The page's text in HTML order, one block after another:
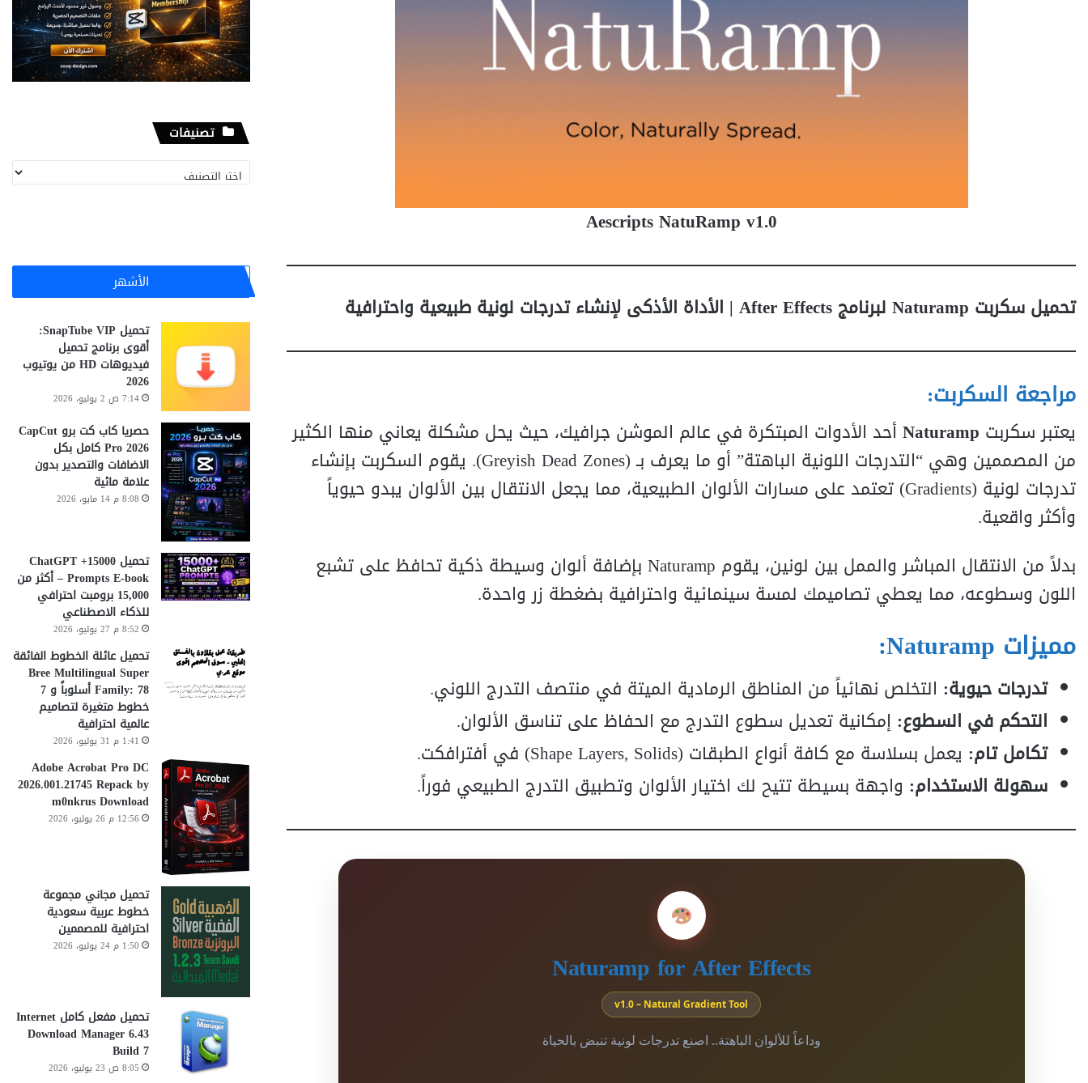
Aescripts NatuRamp v1.0
تحميل سكربت Naturamp لبرنامج After Effects | الأداة الأذكى لإنشاء تدرجات لونية طبيعية واحترافية
مراجعة السكربت:
يعتبر سكربت Naturamp أحد الأدوات المبتكرة في عالم الموشن جرافيك، حيث يحل مشكلة يعاني منها الكثير
من المصممين وهي “التدرجات اللونية الباهتة” أو ما يعرف بـ (Greyish Dead Zones). يقوم السكربت بإنشاء
تدرجات لونية (Gradients) تعتمد على مسارات الألوان الطبيعية، مما يجعل الانتقال بين الألوان يبدو حيوياً
وأكثر واقعية.
بدلاً من الانتقال المباشر والممل بين لونين، يقوم Naturamp بإضافة ألوان وسيطة ذكية تحافظ على تشبع
اللون وسطوعه، مما يعطي تصاميمك لمسة سينمائية واحترافية بضغطة زر واحدة.
مميزات Naturamp:
تدرجات حيوية: التخلص نهائياً من المناطق الرمادية الميتة في منتصف التدرج اللوني.
التحكم في السطوع: إمكانية تعديل سطوع التدرج مع الحفاظ على تناسق الألوان.
تكامل تام: يعمل بسلاسة مع كافة أنواع الطبقات (Shape Layers, Solids) في أفترافكت.
سهولة الاستخدام: واجهة بسيطة تتيح لك اختيار الألوان وتطبيق التدرج الطبيعي فوراً.
Naturamp for After Effects
v1.0 – Natural Gradient Tool
وداعاً للألوان الباهتة.. اصنع تدرجات لونية تنبض بالحياة
تصنيفات
تصنيفات
الأشهر
تحميل SnapTube VIP:
أقوى برنامج تحميل
فيديوهات HD من يوتيوب
2026
7:14 ص 2 يوليو، 2026
حصريا كاب كت برو CapCut
Pro 2026 كامل بكل
الاضافات والتصدير بدون
علامة مائية
8:08 م 14 مايو، 2026
تحميل 15000+ ChatGPT
Prompts E-book – أكثر من
15,000 برومبت احترافي
للذكاء الاصطناعي
8:52 م 27 يوليو، 2026
تحميل عائلة الخطوط الفائقة
Bree Multilingual Super
Family: 78 أسلوباً و 7
خطوط متغيرة لتصاميم
عالمية احترافية
1:41 م 31 يوليو، 2026
Adobe Acrobat Pro DC
2026.001.21745 Repack by
m0nkrus Download
12:56 م 26 يوليو، 2026
تحميل مجاني مجموعة
خطوط عربية سعودية
احترافية للمصممين
1:50 م 24 يوليو، 2026
تحميل مفعل كامل Internet
Download Manager 6.43
Build 7
8:05 ص 23 يوليو، 2026